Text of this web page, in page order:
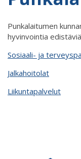
Punkalaitumen
hyvinvointia
Sosiaali- ja
Jalkahoitolat
Liikuntapalvelut